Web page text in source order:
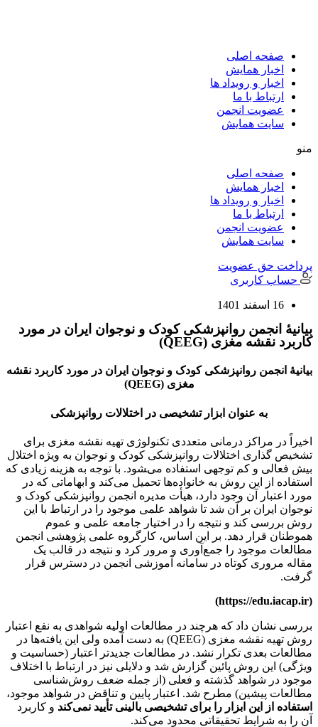
صفحه اصلی
اخبار همایش
اخبار و رویداد ها
ارتباط با ما
عضویت انجمن
سایت همایش
منو
صفحه اصلی
اخبار همایش
اخبار و رویداد ها
ارتباط با ما
عضویت انجمن
سایت همایش
پرداخت حق عضویت
حساب کاربری
16 اسفند 1401
بیانیۀ انجمن روانپزشکی کودک و نوجوان ایران در مورد
کاربرد نقشه مغزی (QEEG)
بیانیۀ انجمن روانپزشکی کودک و نوجوان ایران در مورد کاربرد نقشه
مغزی (QEEG)
به عنوان ابزار تشخیصی در اختلالات روانپزشکی
اخیراً در مراکز درمانی متعددی تکنولوژی تهیه نقشه مغزی برای
تشخیص گذاری اختلالات روانپزشکی کودک و نوجوان به ویژه اختلال
بیش فعالی و کم توجهی استفاده می­‌‍شود. با توجه به هزینه زیادی که
استفاده از این روش به خانواده‌­ها تحمیل می­‌کند و ابهاماتی که در
مورد اعتبار آن وجود دارد، هیأت مدیره انجمن روانپزشکی کودک و
نوجوان ایران بر آن شد تا شواهد علمی موجود را در ارتباط با این
روش بررسی کند و نتیجه را در اختیار جامعه علمی و عموم
هموطنان قرار دهد. بر این اساس، کارگروه علمی پژوهشی انجمن
مطالعات موجود را جمع‌­آوری و مرور کرد و نتیجه در قالب یک
مقاله مروری کوتاه در سامانه آموزشی انجمن در دسترس قرار
گرفت.
(
https://edu.iacap.ir
)
بررسی نشان داد که هرچند در مطالعات اولیه شواهدی به نفع اعتبار
روش تهیه نقشه مغزی (QEEG) به دست آمده ولی این یافته­‌ها در
مطالعات بعدی تکرار نشد. در مطالعات جدیدتر اعتبار (حساسیت و
ویژگی) این روش پائین گزارش شد و دلایلی نیز در ارتباط با اختلاف
موجود در شواهد گذشته و فعلی (از جمله ضعف­ روش­‌شناسی
مطالعات پیشین) مطرح شد. اعتبار پایین و تناقض در شواهد موجود،
استفاده از این ابزار را برای تشخیصی بالینی تأیید نمی­‌کند و کاربرد
آن را به شرایط تحقیقاتی محدود می­‌کند.